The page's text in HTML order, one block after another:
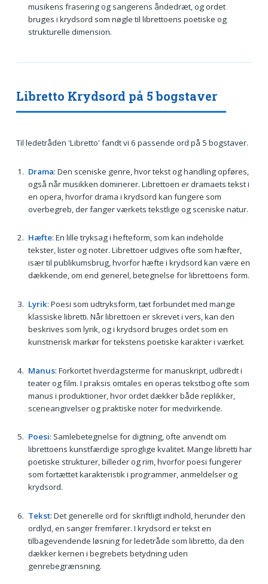
musikens frasering og sangerens åndedræt, og ordet
bruges i krydsord som nøgle til librettoens poetiske og
strukturelle dimension.
Libretto Krydsord på 5 bogstaver
Til ledetråden 'Libretto' fandt vi 6 passende ord på 5 bogstaver.
Drama: Den sceniske genre, hvor tekst og handling opføres,
også når musikken dominerer. Librettoen er dramaets tekst i
en opera, hvorfor drama i krydsord kan fungere som
overbegreb, der fanger værkets tekstlige og sceniske natur.
Hæfte: En lille tryksag i hefteform, som kan indeholde
tekster, lister og noter. Librettoer udgives ofte som hæfter,
især til publikumsbrug, hvorfor hæfte i krydsord kan være en
dækkende, om end generel, betegnelse for librettoens form.
Lyrik: Poesi som udtryksform, tæt forbundet med mange
klassiske libretti. Når librettoen er skrevet i vers, kan den
beskrives som lyrik, og i krydsord bruges ordet som en
kunstnerisk markør for tekstens poetiske karakter i værket.
Manus: Forkortet hverdagsterme for manuskript, udbredt i
teater og film. I praksis omtales en operas tekstbog ofte som
manus i produktioner, hvor ordet dækker både replikker,
sceneangivelser og praktiske noter for medvirkende.
Poesi: Samlebetegnelse for digtning, ofte anvendt om
librettoens kunstfærdige sproglige kvalitet. Mange libretti har
poetiske strukturer, billeder og rim, hvorfor poesi fungerer
som fortættet karakteristik i programmer, anmeldelser og
krydsord.
Tekst: Det generelle ord for skriftligt indhold, herunder den
ordlyd, en sanger fremfører. I krydsord er tekst en
tilbagevendende løsning for ledetråde som libretto, da den
dækker kernen i begrebets betydning uden
genrebegrænsning.